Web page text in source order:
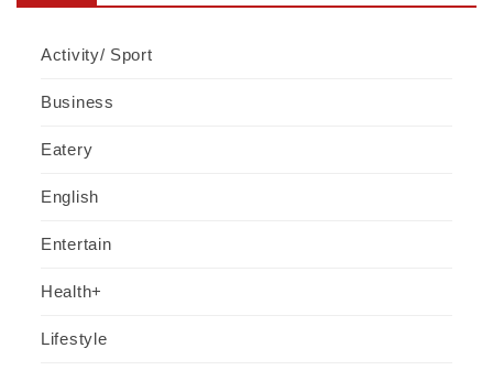
Activity/ Sport
Business
Eatery
English
Entertain
Health+
Lifestyle